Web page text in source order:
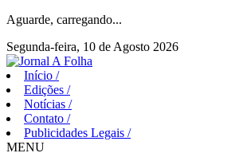
Aguarde, carregando...
Segunda-feira, 10 de Agosto 2026
Início /
Edições /
Notícias /
Contato /
Publicidades Legais /
MENU